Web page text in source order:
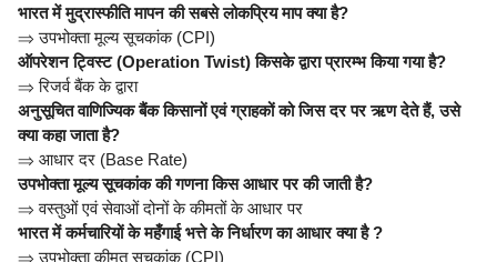
भारत में मुद्रास्फीति मापन की सबसे लोकप्रिय माप क्या है?
⇒ उपभोक्ता मूल्य सूचकांक (CPI)
ऑपरेशन ट्विस्ट (Operation Twist) किसके द्वारा प्रारम्भ किया गया है?
⇒ रिजर्व बैंक के द्वारा
अनुसूचित वाणिज्यिक बैंक किसानों एवं ग्राहकों को जिस दर पर ऋण देते हैं, उसे
क्या कहा जाता है?
⇒ आधार दर (Base Rate)
उपभोक्ता मूल्य सूचकांक की गणना किस आधार पर की जाती है?
⇒ वस्तुओं एवं सेवाओं दोनों के कीमतों के आधार पर
भारत में कर्मचारियों के महँगाई भत्ते के निर्धारण का आधार क्या है ?
⇒ उपभोक्ता कीमत सूचकांक (CPI)